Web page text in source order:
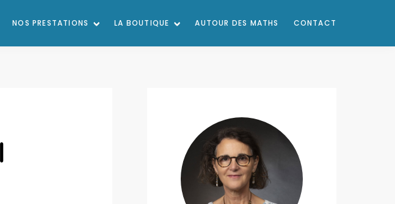
NOS PRESTATIONS LA BOUTIQUE AUTOUR DES MATHS CONTACT